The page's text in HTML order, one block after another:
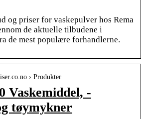
og priser for vaskepulver hos Rema
de aktuelle tilbudene i
de mest populære forhandlerne.
› Produkter
Vaskemiddel, -
tøymykner